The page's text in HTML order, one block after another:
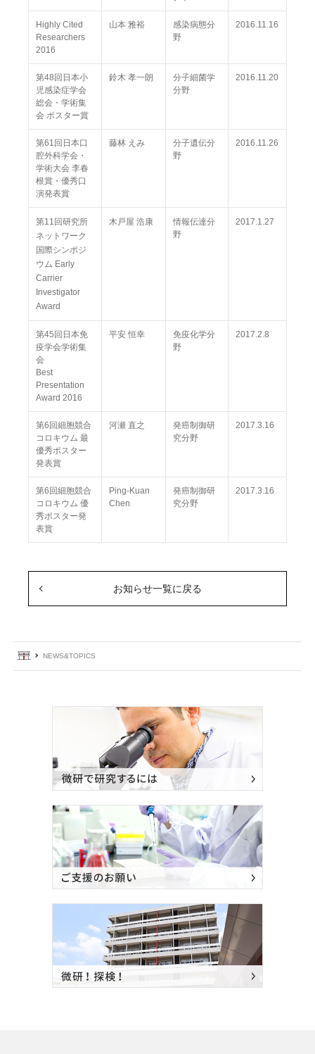
Highly Cited
Researchers
2016
山本 雅裕
感染病態分
野
2016.11.16
第48回日本小
児感染症学会
総会・学術集
会 ポスター賞
鈴木 孝一朗
分子細菌学
分野
2016.11.20
第61回日本口
腔外科学会・
学術大会 李春
根賞・優秀口
演発表賞
藤林 えみ
分子遺伝分
野
2016.11.26
第11回研究所
ネットワーク
国際シンポジ
ウム Early
Carrier
Investigator
Award
木戸屋 浩康
情報伝達分
野
2017.1.27
第45回日本免
疫学会学術集
会
Best
Presentation
Award 2016
平安 恒幸
免疫化学分
野
2017.2.8
第6回細胞競合
コロキウム 最
優秀ポスター
発表賞
河瀬 直之
発癌制御研
究分野
2017.3.16
第6回細胞競合
コロキウム 優
秀ポスター発
表賞
Ping-Kuan
Chen
発癌制御研
究分野
2017.3.16
お知らせ一覧に戻る
ホームNEWS&TOPICS